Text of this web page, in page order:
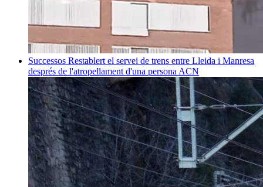
Successos Restablert el servei de trens entre Lleida i Manresa
després de l'atropellament d'una persona ACN